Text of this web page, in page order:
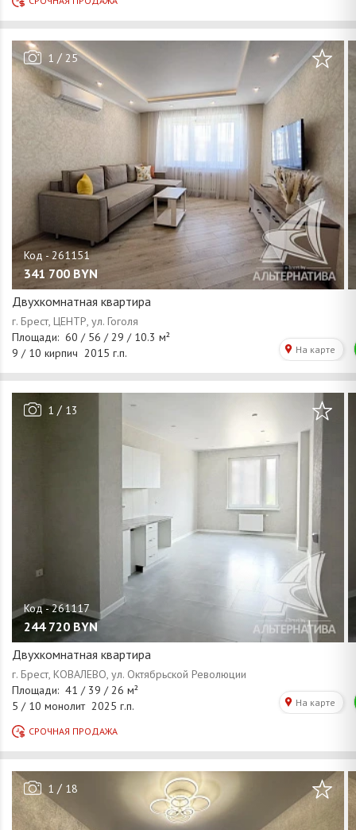
1 / 25
341 700 BYN
Двухкомнатная квартира
1 / 13
244 720 BYN
Двухкомнатная квартира
1 / 18